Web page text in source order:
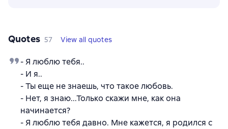
Quotes 57 View all quotes
- Я люблю тебя..
- И я..
- Ты еще не знаешь, что такое любовь.
- Нет, я знаю...Только скажи мне, как она
начинается?
- Я люблю тебя давно. Мне кажется, я родился с